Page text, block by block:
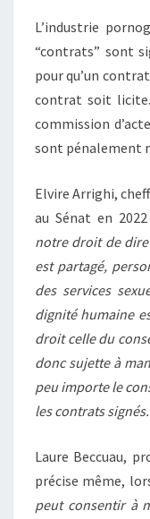
L’industrie
“contrats” sont
pour qu’un
contrat soit licite.
commission
sont pénalement
Elvire Arrighi,
au Sénat en
notre droit de
est partagé,
des services
dignité humaine
droit celle du
donc sujette à
peu importe le
les contrats signés.
Laure Beccuau,
précise même,
peut consentir à